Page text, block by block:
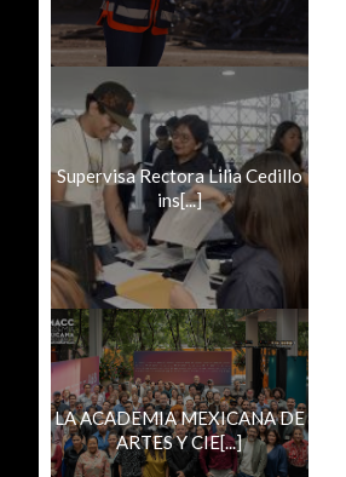
Supervisa Rectora Lilia Cedillo
ins[...]
LA ACADEMIA MEXICANA DE
ARTES Y CIE[...]